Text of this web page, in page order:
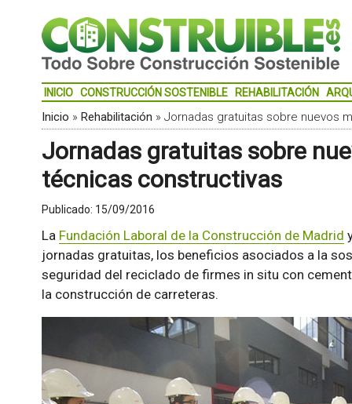
INICIO CONSTRUCCIÓN SOSTENIBLE REHABILITACIÓN
Inicio » Rehabilitación » Jornadas gratuitas sobre nuevos
Jornadas gratuitas sobre
técnicas constructivas
Publicado: 15/09/2016
La Fundación Laboral de la Construcción de Madrid
jornadas gratuitas, los beneficios asociados a la
seguridad del reciclado de firmes in situ con
la construcción de carreteras.